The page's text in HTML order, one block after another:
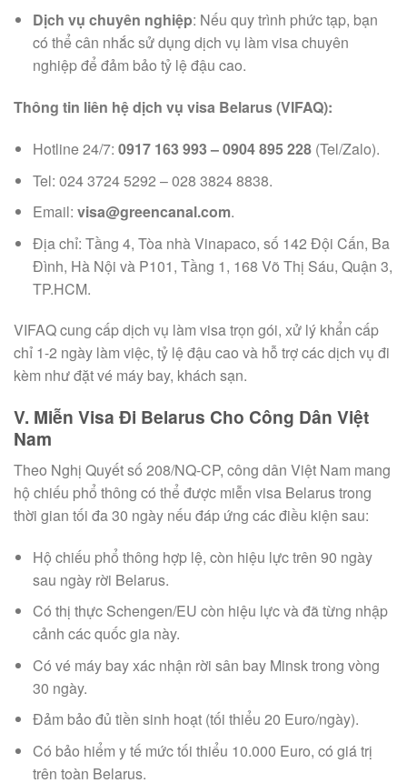
Dịch vụ chuyên nghiệp: Nếu quy trình phức tạp, bạn
có thể cân nhắc sử dụng dịch vụ làm visa chuyên
nghiệp để đảm bảo tỷ lệ đậu cao.
Thông tin liên hệ dịch vụ visa Belarus (VIFAQ):
Hotline 24/7: 0917 163 993 – 0904 895 228(Tel/Zalo).
Tel: 024 3724 5292 – 028 3824 8838.
Email: visa@greencanal.com.
Địa chỉ: Tầng 4, Tòa nhà Vinapaco, số 142 Đội Cấn, Ba
Đình, Hà Nội và P101, Tầng 1, 168 Võ Thị Sáu, Quận 3,
TP.HCM.
VIFAQ cung cấp dịch vụ làm visa trọn gói, xử lý khẩn cấp
chỉ 1-2 ngày làm việc, tỷ lệ đậu cao và hỗ trợ các dịch vụ đi
kèm như đặt vé máy bay, khách sạn.
V. Miễn Visa Đi Belarus Cho Công Dân Việt
Nam
Theo Nghị Quyết số 208/NQ-CP, công dân Việt Nam mang
hộ chiếu phổ thông có thể được miễn visa Belarus trong
thời gian tối đa 30 ngày nếu đáp ứng các điều kiện sau:
Hộ chiếu phổ thông hợp lệ, còn hiệu lực trên 90 ngày
sau ngày rời Belarus.
Có thị thực Schengen/EU còn hiệu lực và đã từng nhập
cảnh các quốc gia này.
Có vé máy bay xác nhận rời sân bay Minsk trong vòng
30 ngày.
Đảm bảo đủ tiền sinh hoạt (tối thiểu 20 Euro/ngày).
Có bảo hiểm y tế mức tối thiểu 10.000 Euro, có giá trị
trên toàn Belarus.